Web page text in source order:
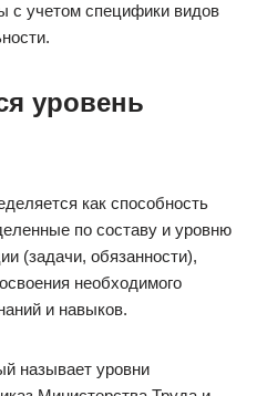
с учетом специфики видов
уровень
как способность
по составу и уровню
(задачи, обязанности),
необходимого
и навыков.
называет уровни